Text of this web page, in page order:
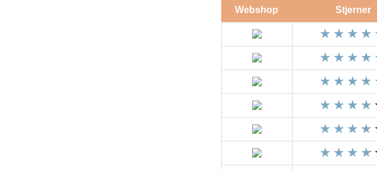
Webshop Stjerner